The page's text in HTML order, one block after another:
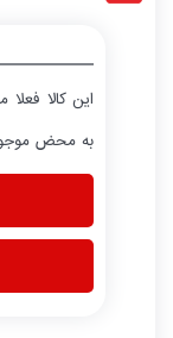
این کالا
به محض